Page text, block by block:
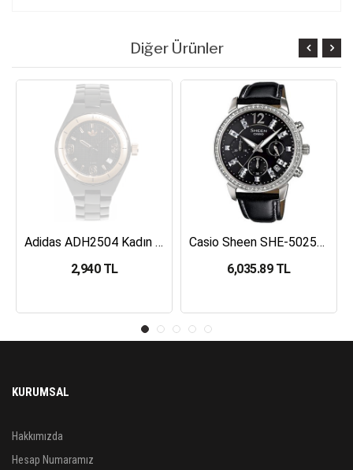
Diğer Ürünler
Adidas ADH2504 Kadın Kol Saati
2,940 TL
Casio Sheen SHE-5025BL-1ADR Kadın Kol Saati
6,035.89 TL
KURUMSAL
Hakkımızda
Hesap Numaramız